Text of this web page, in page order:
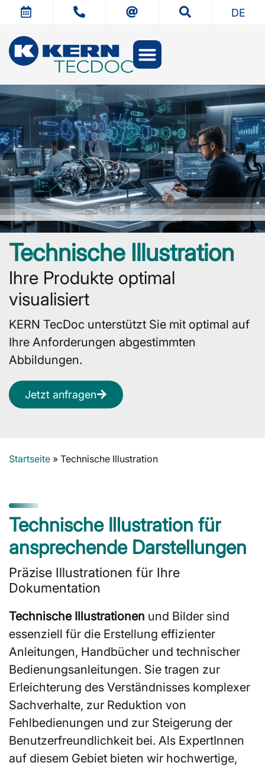
DE
Technische Illustration
Ihre Produkte optimal
visualisiert
KERN TecDoc unterstützt Sie mit optimal auf
Ihre Anforderungen abgestimmten
Abbildungen.
Jetzt anfragen
Startseite » Technische Illustration
Technische Illustration für
ansprechende Darstellungen
Präzise Illustrationen für Ihre
Dokumentation
Technische Illustrationen und Bilder sind
essenziell für die Erstellung effizienter
Anleitungen, Handbücher und technischer
Bedienungsanleitungen. Sie tragen zur
Erleichterung des Verständnisses komplexer
Sachverhalte, zur Reduktion von
Fehlbedienungen und zur Steigerung der
Benutzerfreundlichkeit bei. Als ExpertInnen
auf diesem Gebiet bieten wir hochwertige,